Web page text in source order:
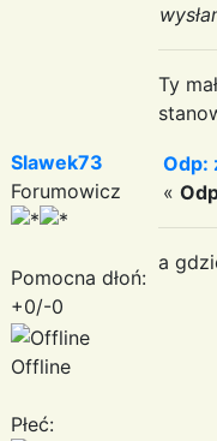
Ty
Slawek73
Forumowicz
Pomocna dłoń:
+0/-0
Offline
Płeć:
Odp:
«
a